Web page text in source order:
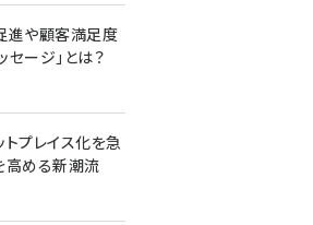
進や顧客満足度
ージ」とは？
プレイス化を急
高める新潮流